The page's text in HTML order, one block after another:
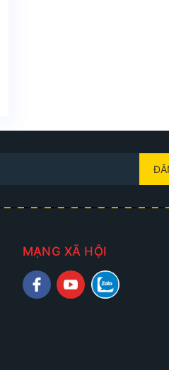
MẠNG XÃ HỘI